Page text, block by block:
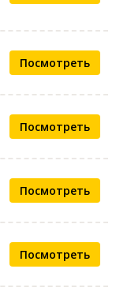
Посмотреть
Посмотреть
Посмотреть
Посмотреть